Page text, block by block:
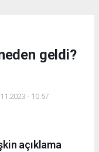
geldi?
- 10:57
açıklama